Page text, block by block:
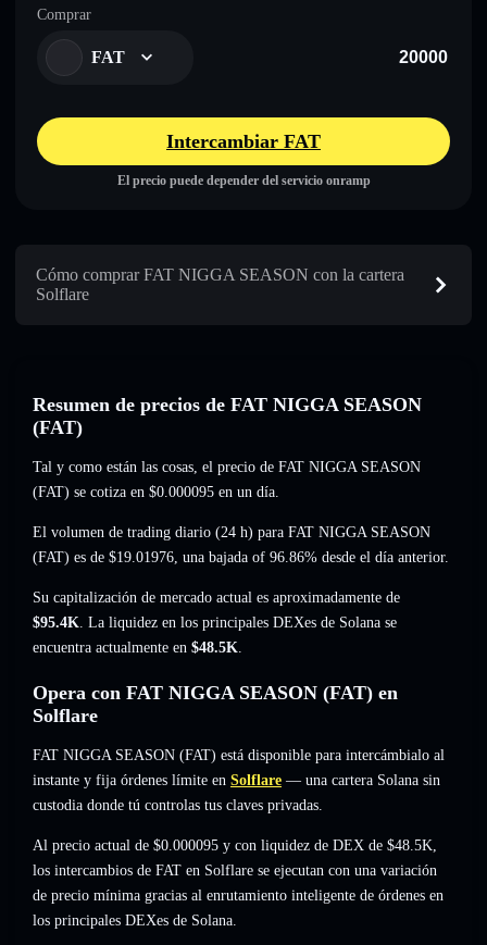
Comprar
FAT
Intercambiar FAT
El precio puede depender del servicio onramp
Cómo comprar FAT NIGGA SEASON con la cartera
Solflare
Resumen de precios de FAT NIGGA SEASON
(FAT)
Tal y como están las cosas, el precio de FAT NIGGA SEASON
(FAT) se cotiza en $0.000095 en un día.
El volumen de trading diario (24 h) para FAT NIGGA SEASON
(FAT) es de $19.01976, una bajada of 96.86% desde el día anterior.
Su capitalización de mercado actual es aproximadamente de
$95.4K. La liquidez en los principales DEXes de Solana se
encuentra actualmente en $48.5K.
Opera con FAT NIGGA SEASON (FAT) en
Solflare
FAT NIGGA SEASON (FAT) está disponible para intercámbialo al
instante y fija órdenes límite en Solflare — una cartera Solana sin
custodia donde tú controlas tus claves privadas.
Al precio actual de $0.000095 y con liquidez de DEX de $48.5K,
los intercambios de FAT en Solflare se ejecutan con una variación
de precio mínima gracias al enrutamiento inteligente de órdenes en
los principales DEXes de Solana.